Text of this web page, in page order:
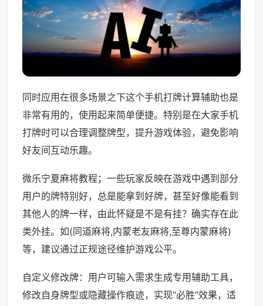
同时应用在很多场景之下这个手机打牌计算辅助也是
非常有用的，使用起来简单便捷。特别是在大家手机
打牌时可以合理调整牌型，提升游戏体验，避免影响
好友间互动乐趣。
微乐宁夏麻将教程；一些玩家反映在游戏中遇到部分
用户的牌特别好，总是能拿到好牌，甚至好像能看到
其他人的牌一样，由此怀疑是不是有挂？确实存在此
类外挂。如(同道麻将,内蒙老友麻将,至尊内蒙麻将)
等，建议通过正规途径维护游戏公平。
自定义修改牌：用户可输入需求生成专用辅助工具，
修改自身牌型或隐藏操作痕迹，实现“必胜”效果，适